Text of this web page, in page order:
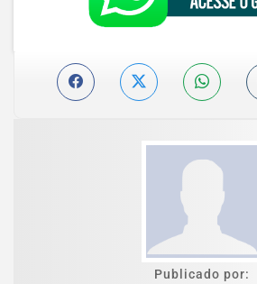
Publicado por: